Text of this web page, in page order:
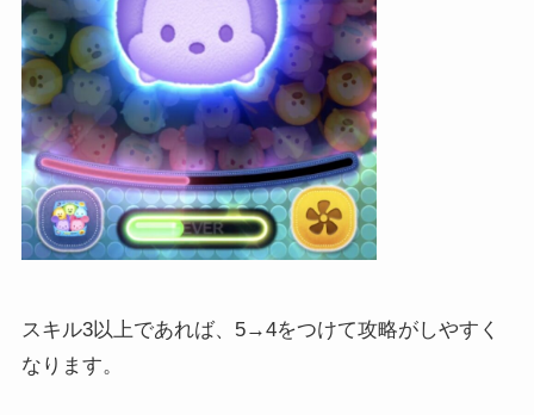
スキル3以上であれば、5→4をつけて攻略がしやすく
なります。